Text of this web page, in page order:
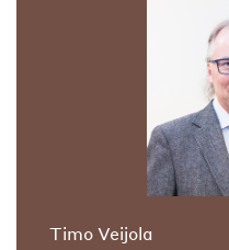
Timo Veijola